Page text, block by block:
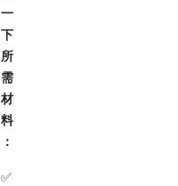
一
下
所
需
材
料
：
✅